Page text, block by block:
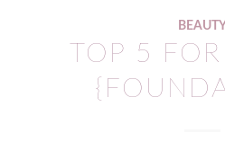
BEAUTY
TOP 5